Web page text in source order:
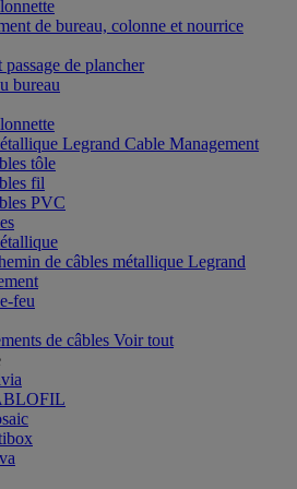
de bureau, colonne et nourrice
de plancher
bureau
Legrand Cable Management
tôle
fil
PVC
de câbles métallique Legrand
feu
de câbles Voir tout